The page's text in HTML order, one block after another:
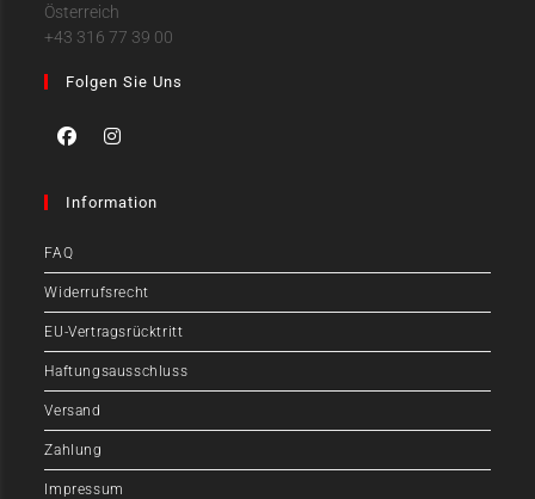
Österreich
+43 316 77 39 00
Folgen Sie Uns
Information
FAQ
Widerrufsrecht
EU-Vertragsrücktritt
Haftungsausschluss
Versand
Zahlung
Impressum